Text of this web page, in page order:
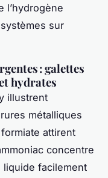
l’hydrogène
sur
: galettes
hydrates
illustrent
métalliques
attirent
concentre
liquide facilement